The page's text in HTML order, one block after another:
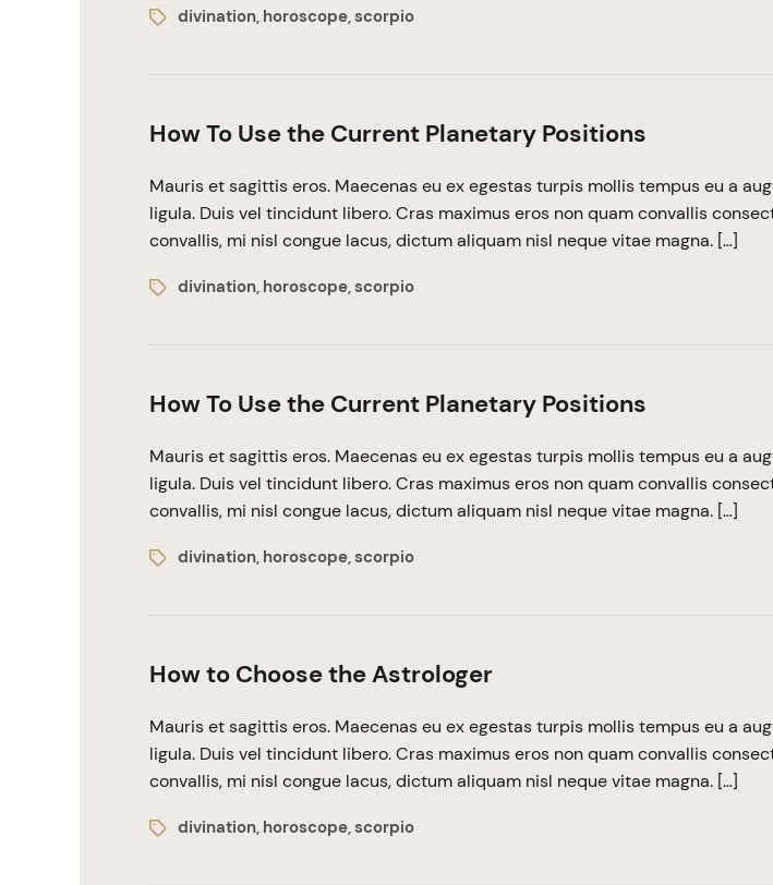
divination, horoscope,scorpio
How To Use the Current Planetary Positions
Mauris et sagittis eros. Maecenas eu ex egestas turpis mollis tempus eu a
ligula. Duis vel tincidunt libero. Cras maximus eros non quam convallis
convallis, mi nisl congue lacus, dictum aliquam nisl neque vitae magna. […]
divination, horoscope,scorpio
How To Use the Current Planetary Positions
Mauris et sagittis eros. Maecenas eu ex egestas turpis mollis tempus eu a
ligula. Duis vel tincidunt libero. Cras maximus eros non quam convallis
convallis, mi nisl congue lacus, dictum aliquam nisl neque vitae magna. […]
divination, horoscope,scorpio
How to Choose the Astrologer
Mauris et sagittis eros. Maecenas eu ex egestas turpis mollis tempus eu a
ligula. Duis vel tincidunt libero. Cras maximus eros non quam convallis
convallis, mi nisl congue lacus, dictum aliquam nisl neque vitae magna. […]
divination, horoscope,scorpio